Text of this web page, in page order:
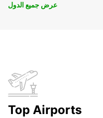
عرض جميع الدول
Top Airports